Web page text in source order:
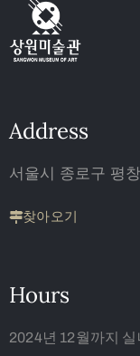
Address
서울시 종로구 평
찾아오기
Hours
2024년 12월까지